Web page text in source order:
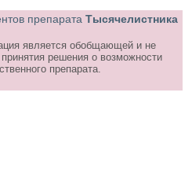
препарата Тысячелистника
является обобщающей и не
решения о возможности
препарата.